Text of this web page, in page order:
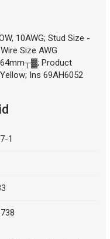
10AWG; Stud Size -
Size AWG
Product
Ins 69AH6052
1